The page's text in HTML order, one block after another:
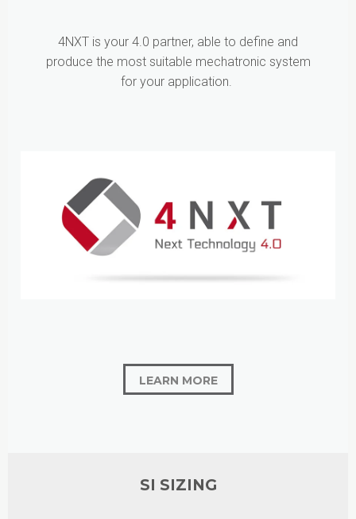
4NXT is your 4.0 partner, able to define and
produce the most suitable mechatronic system
for your application.
LEARN MORE
SI SIZING